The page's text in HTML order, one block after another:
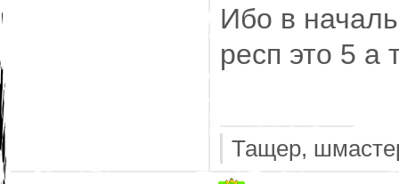
Ибо в
респ это 5 а
Тащер,